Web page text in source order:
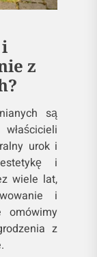
z
są
urok i
i
wiele lat,
i
omówimy
z